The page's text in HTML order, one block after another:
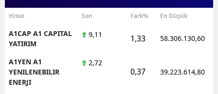
Hisse Son Fark% En Düşük
A1CAP A1 CAPITAL
YATIRIM
9,11 1,33 58.306.130,60
A1YEN A1
YENILENEBILIR
ENERJI
2,72
0,37 39.223.614,80